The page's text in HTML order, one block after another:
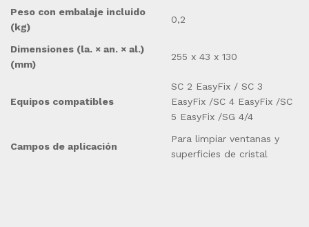
Peso con embalaje incluido
(kg)
0,2
Dimensiones (la. × an. × al.)
(mm)
255 x 43 x 130
Equipos compatibles
SC 2 EasyFix / SC 3
EasyFix /SC 4 EasyFix /SC
5 EasyFix /SG 4/4
Campos de aplicación
Para limpiar ventanas y
superficies de cristal